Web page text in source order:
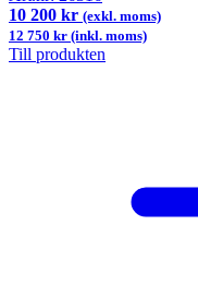
10 200 kr (exkl. moms)
12 750 kr (inkl. moms)
Till produkten